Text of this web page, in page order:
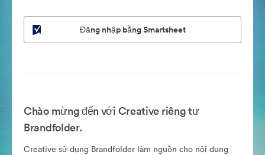
Đăng nhập bằng Smartsheet
Chào mừng đến với Creative riêng tư
Brandfolder.
Creative sử dụng Brandfolder làm nguồn cho nội dung